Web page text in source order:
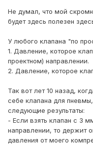
Не думал, что мой
будет здесь полезен
У любого клапана "по
1. Давление, которое
проектном) направлении.
2. Давление, которое
Так вот лет 10 назад,
себе клапана для
следующие результаты:
- Если взять клапан с 3
направлении, то держит
давления от моего